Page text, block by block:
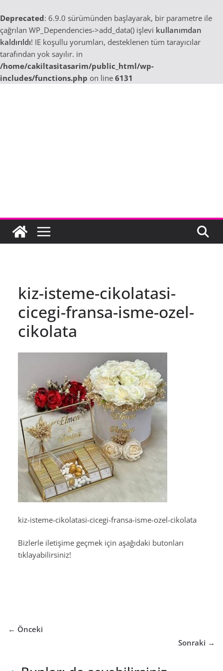
Deprecated: 6.9.0 sürümünden başlayarak, bir parametre ile
çağrılan WP_Dependencies->add_data() işlevi kullanımdan
kaldırıldı! IE koşullu yorumları, desteklenen tüm tarayıcılar
tarafından yok sayılır. in
/home/cakiltasitasarim/public_html/wp-
includes/functions.php on line 6131
kiz-isteme-cikolatasi-
cicegi-fransa-isme-ozel-
cikolata
kiz-isteme-cikolatasi-cicegi-fransa-isme-ozel-cikolata
Bizlerle iletişime geçmek için aşağıdaki butonları
tıklayabilirsiniz!
← Önceki
Sonraki →